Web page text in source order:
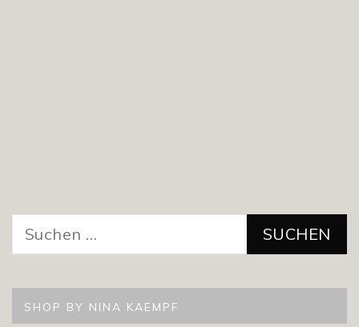
nach:
SHOP BY NINA KAEMPF